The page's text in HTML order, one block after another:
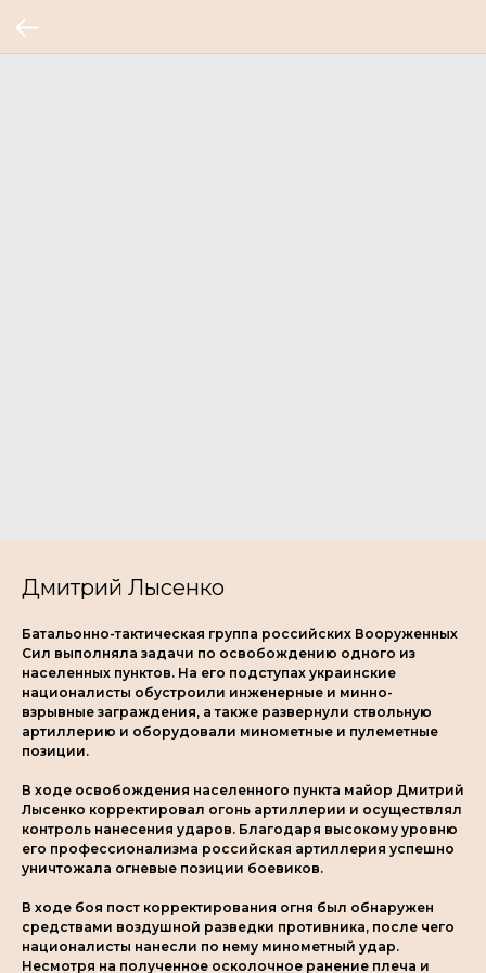
Дмитрий Лысенко
Батальонно-тактическая группа российских Вооруженных
Сил выполняла задачи по освобождению одного из
населенных пунктов. На его подступах украинские
националисты обустроили инженерные и минно-
взрывные заграждения, а также развернули ствольную
артиллерию и оборудовали минометные и пулеметные
позиции.
В ходе освобождения населенного пункта майор Дмитрий
Лысенко корректировал огонь артиллерии и осуществлял
контроль нанесения ударов. Благодаря высокому уровню
его профессионализма российская артиллерия успешно
уничтожала огневые позиции боевиков.
В ходе боя пост корректирования огня был обнаружен
средствами воздушной разведки противника, после чего
националисты нанесли по нему минометный удар.
Несмотря на полученное осколочное ранение плеча и